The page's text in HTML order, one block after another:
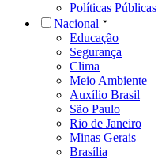
Políticas Públicas
Nacional
Educação
Segurança
Clima
Meio Ambiente
Auxílio Brasil
São Paulo
Rio de Janeiro
Minas Gerais
Brasília